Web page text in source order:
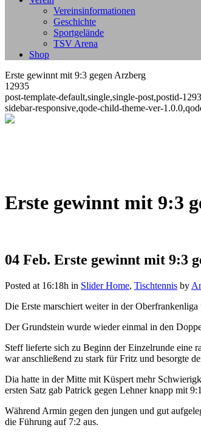
Vereinsinformationen
Geschichte
Sportgelände
TSV Arena
Shop
Erste gewinnt mit 9:3 gegen Arzberg
12935
post-template-default,single,single-post,postid-
sidebar-responsive,qode-child-theme-ver-
Erste gewinnt mit 9:3
04 Feb. Erste gewinnt mit 9:3
Posted at 16:18h in Slider Home, Tischtennis by
Die Erste marschiert weiter in der
Der Grundstein wurde wieder einmal in den
Steff lieferte sich zu Beginn der Einzelrunde eine
war anschließend zu stark für Fritz und besorgte
Dia hatte in der Mitte mit Küspert mehr
ersten Satz gab Patrick gegen Lehner knapp mit
Während Armin gegen den jungen und gut
die Führung auf 7:2 aus.